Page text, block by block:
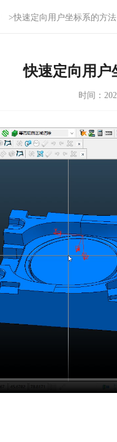
>快速定向用户坐标系的方法
快速定向用户
时间：